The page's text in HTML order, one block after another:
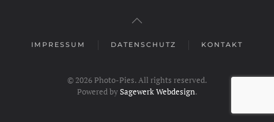
IMPRESSUM DATENSCHUTZ KONTAKT
© 2026Photo-Pies. All rights reserved.
Powered bySagewerk Webdesign.